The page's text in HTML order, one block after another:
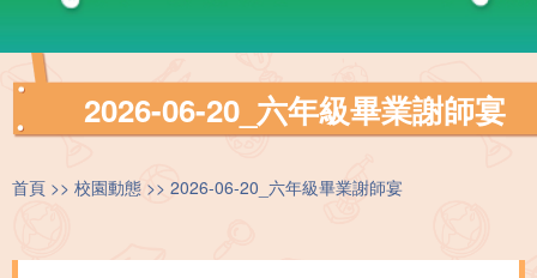
2026-06-20_六年級畢業謝師宴
首頁 校園動態 2026-06-20_六年級畢業謝師宴